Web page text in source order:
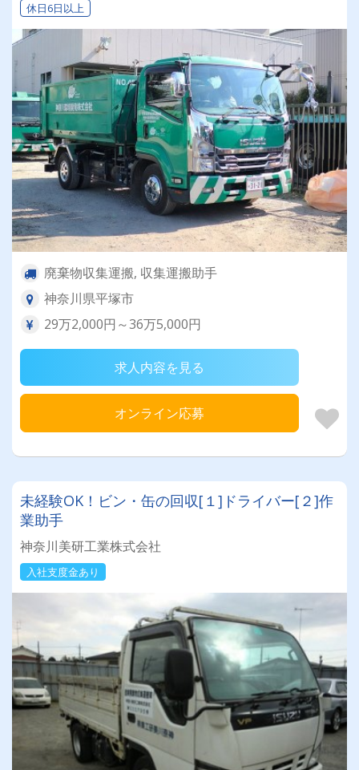
休日6日以上
廃棄物収集運搬, 収集運搬助手
神奈川県平塚市
29万2,000円～36万5,000円
求人内容を見る
オンライン応募
未経験OK！ビン・缶の回収[１]ドライバー[２]作
業助手
神奈川美研工業株式会社
入社支度金あり